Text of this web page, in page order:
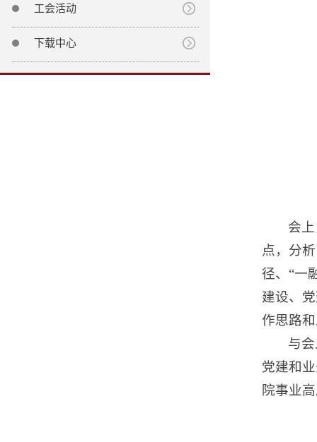
工会活动
下载中心
会
点，分
径、“一
建设、
作思路
与
党建和
院事业